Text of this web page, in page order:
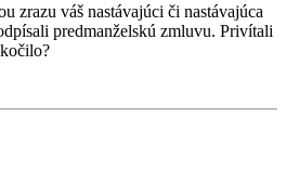
zrazu váš nastávajúci či nastávajúca
predmanželskú zmluvu. Privítali